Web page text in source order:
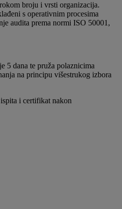
broju i vrsti organizacija.
s operativnim procesima
audita prema normi ISO 50001,
5 dana te pruža polaznicima
na principu višestrukog izbora
i certifikat nakon